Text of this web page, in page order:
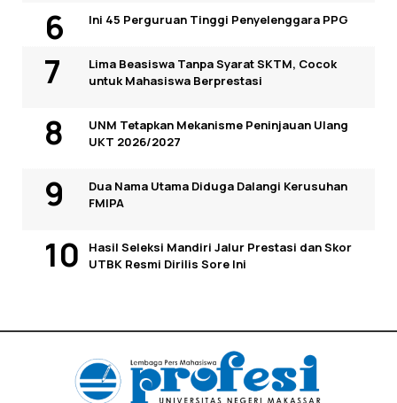
Ini 45 Perguruan Tinggi Penyelenggara PPG
Lima Beasiswa Tanpa Syarat SKTM, Cocok
untuk Mahasiswa Berprestasi
UNM Tetapkan Mekanisme Peninjauan Ulang
UKT 2026/2027
Dua Nama Utama Diduga Dalangi Kerusuhan
FMIPA
Hasil Seleksi Mandiri Jalur Prestasi dan Skor
UTBK Resmi Dirilis Sore Ini